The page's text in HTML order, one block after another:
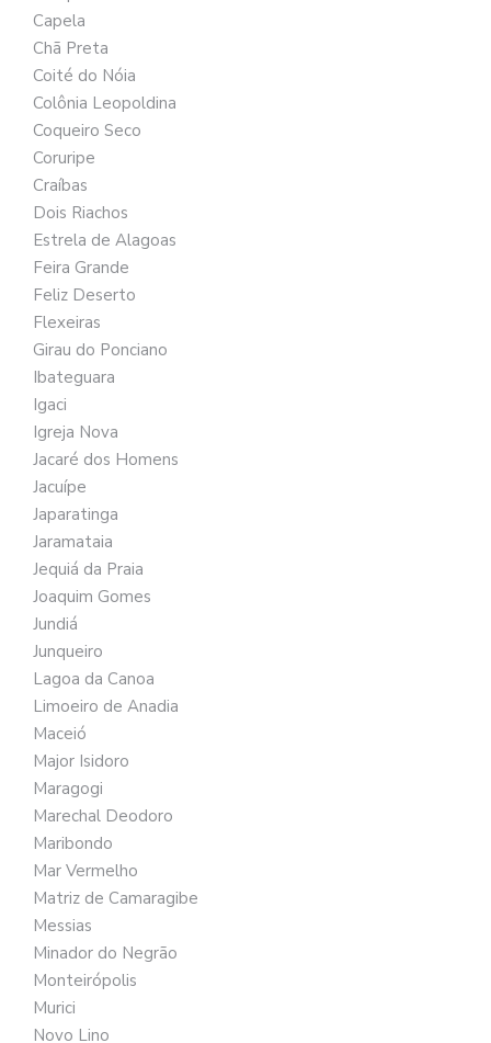
Capela
Chã Preta
Coité do Nóia
Colônia Leopoldina
Coqueiro Seco
Coruripe
Craíbas
Dois Riachos
Estrela de Alagoas
Feira Grande
Feliz Deserto
Flexeiras
Girau do Ponciano
Ibateguara
Igaci
Igreja Nova
Jacaré dos Homens
Jacuípe
Japaratinga
Jaramataia
Jequiá da Praia
Joaquim Gomes
Jundiá
Junqueiro
Lagoa da Canoa
Limoeiro de Anadia
Maceió
Major Isidoro
Maragogi
Marechal Deodoro
Maribondo
Mar Vermelho
Matriz de Camaragibe
Messias
Minador do Negrão
Monteirópolis
Murici
Novo Lino